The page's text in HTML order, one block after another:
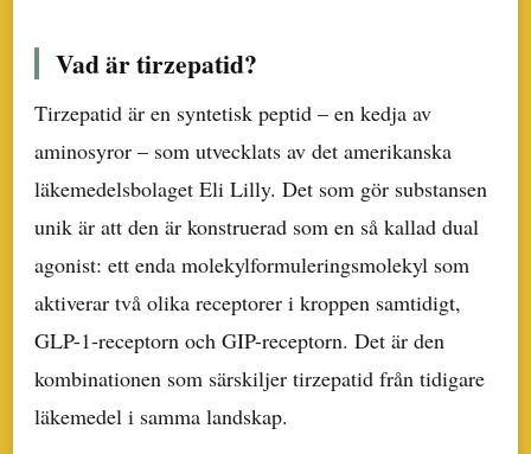
Vad är tirzepatid?
Tirzepatid är en syntetisk peptid – en kedja av
aminosyror – som utvecklats av det amerikanska
läkemedelsbolaget Eli Lilly. Det som gör substansen
unik är att den är konstruerad som en så kallad dual
agonist: ett enda molekylformuleringsmolekyl som
aktiverar två olika receptorer i kroppen samtidigt,
GLP-1-receptorn och GIP-receptorn. Det är den
kombinationen som särskiljer tirzepatid från tidigare
läkemedel i samma landskap.